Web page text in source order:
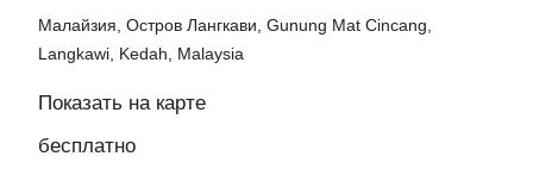
Малайзия, Остров Лангкави, Gunung Mat Cincang,
Langkawi, Kedah, Malaysia
Показать на карте
бесплатно